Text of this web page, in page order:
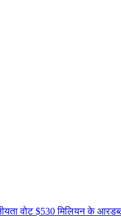
वोट $530 मिलियन के